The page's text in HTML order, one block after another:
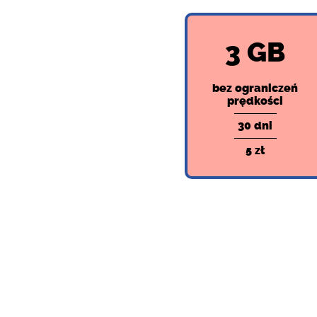
3 GB
bez ograniczeń
prędkości
30 dni
5 zł